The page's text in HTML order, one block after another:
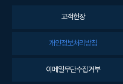
고객헌장
개인정보처리방침
이메일무단수집거부